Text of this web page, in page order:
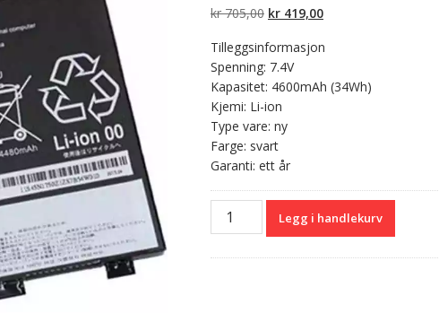
kundevurderinger
kr705,00 Opprinnelig
var:
kr 705,00.
kr 419,00Nåværende
er:
Tilleggsinformasjon
Spenning: 7.4V
Kapasitet: 4600mAh (34Wh)
Kjemi: Li-ion
Type vare: ny
Farge: svart
Garanti: ett år
Originalt
batteri
Legg i handlekurv